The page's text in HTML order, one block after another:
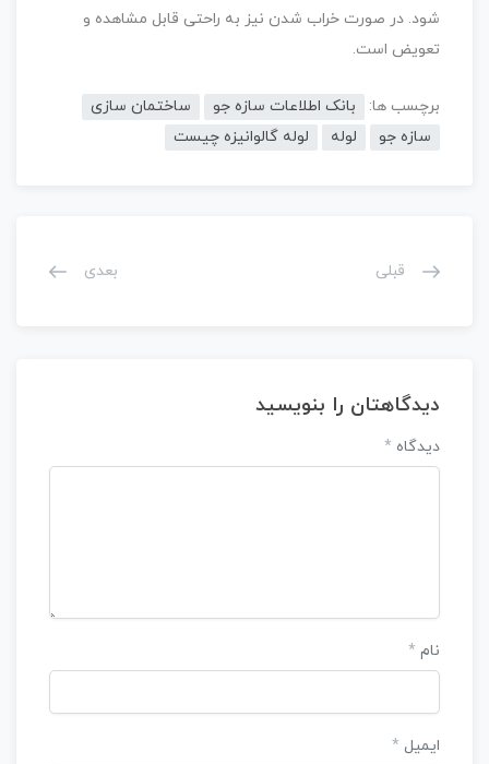
شود. در صورت خراب شدن نیز به راحتی قابل مشاهده و
تعویض است.
برچسب ها: بانک اطلاعات سازه جو
ساختمان سازی
سازه جو
لوله لوله گالوانیزه چیست
قبلی بعدی
دیدگاهتان را بنویسید
دیدگاه *
نام *
ایمیل *